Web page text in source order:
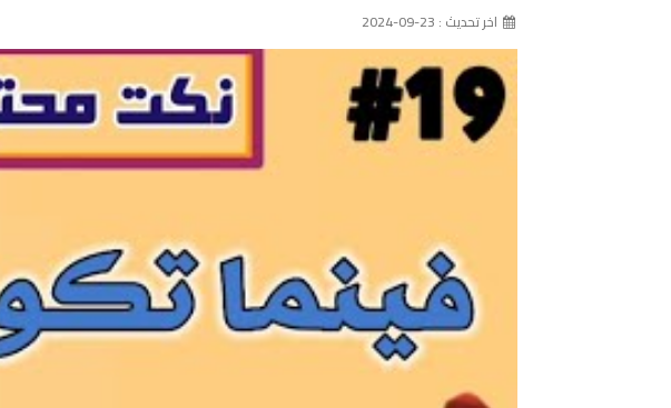
اخر تحديث : 23-09-2024